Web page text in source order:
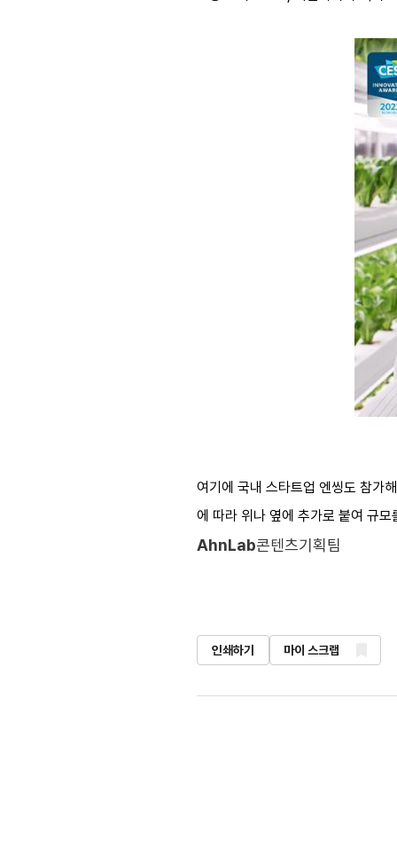
여기에 국내 스타트업 엔씽도 참가
에 따라 위나 옆에 추가로 붙여 규
AhnLab콘텐츠기획팀
인쇄하기 마이 스크랩